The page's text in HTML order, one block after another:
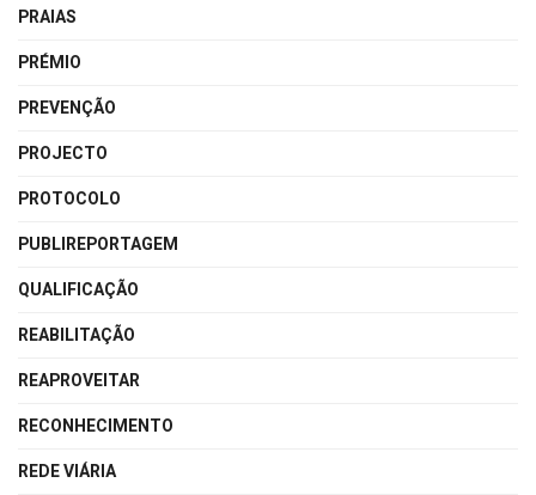
PRAIAS
PRÉMIO
PREVENÇÃO
PROJECTO
PROTOCOLO
PUBLIREPORTAGEM
QUALIFICAÇÃO
REABILITAÇÃO
REAPROVEITAR
RECONHECIMENTO
REDE VIÁRIA